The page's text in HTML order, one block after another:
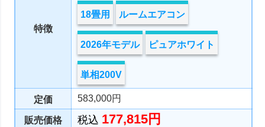
特徴
18畳用 ルームエアコン
2026年モデル ピュアホワイト
単相200V
定価 583,000円
販売価格 税込 177,815円